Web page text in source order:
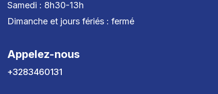
Samedi : 8h30-13h
Dimanche et jours fériés : fermé
Appelez-nous
+3283460131